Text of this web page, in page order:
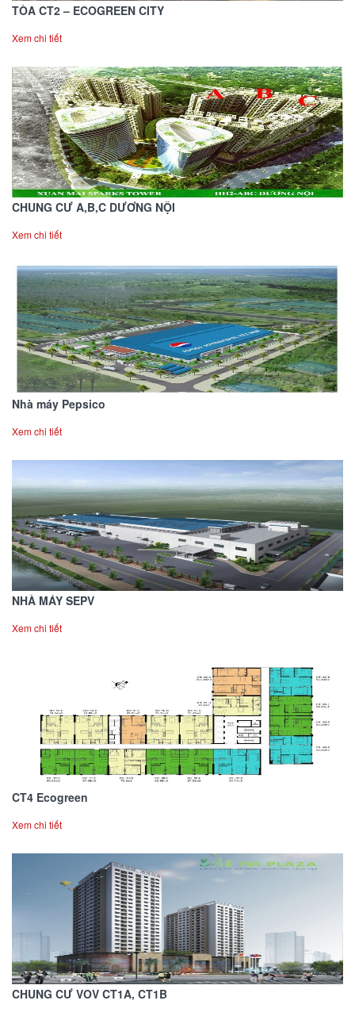
TÒA CT2 – ECOGREEN CITY
Xem chi tiết
CHUNG CƯ A,B,C DƯƠNG NỘI
Xem chi tiết
Nhà máy Pepsico
Xem chi tiết
NHÀ MÁY SEPV
Xem chi tiết
CT4 Ecogreen
Xem chi tiết
CHUNG CƯ VOV CT1A, CT1B